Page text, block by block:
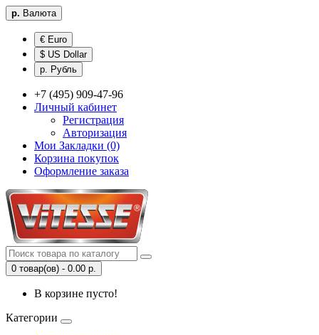
р. Валюта
€ Euro
$ US Dollar
р. Рубль
+7 (495) 909-47-96
Личный кабинет
Регистрация
Авторизация
Мои Закладки (0)
Корзина покупок
Оформление заказа
0 товар(ов) - 0.00 р.
В корзине пусто!
Категории